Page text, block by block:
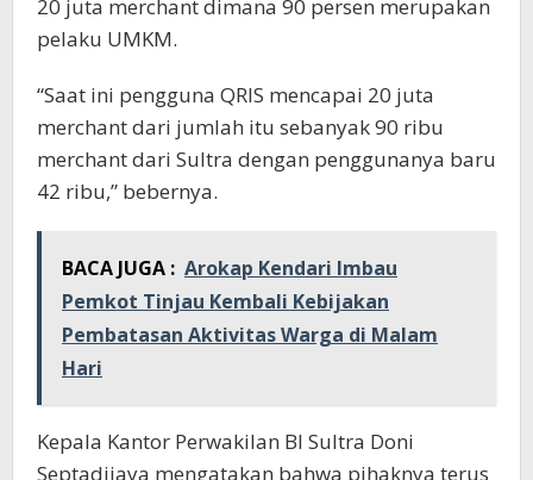
20 juta merchant dimana 90 persen merupakan
pelaku UMKM.
“Saat ini pengguna QRIS mencapai 20 juta
merchant dari jumlah itu sebanyak 90 ribu
merchant dari Sultra dengan penggunanya baru
42 ribu,” bebernya.
BACA JUGA : Arokap Kendari Imbau
Pemkot Tinjau Kembali Kebijakan
Pembatasan Aktivitas Warga di Malam
Hari
Kepala Kantor Perwakilan BI Sultra Doni
Septadijaya mengatakan bahwa pihaknya terus